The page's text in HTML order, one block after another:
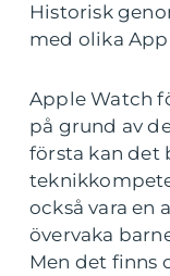
Historisk
med olika
Apple Watch
på grund av
första kan det
också vara en
övervaka
Men det finns